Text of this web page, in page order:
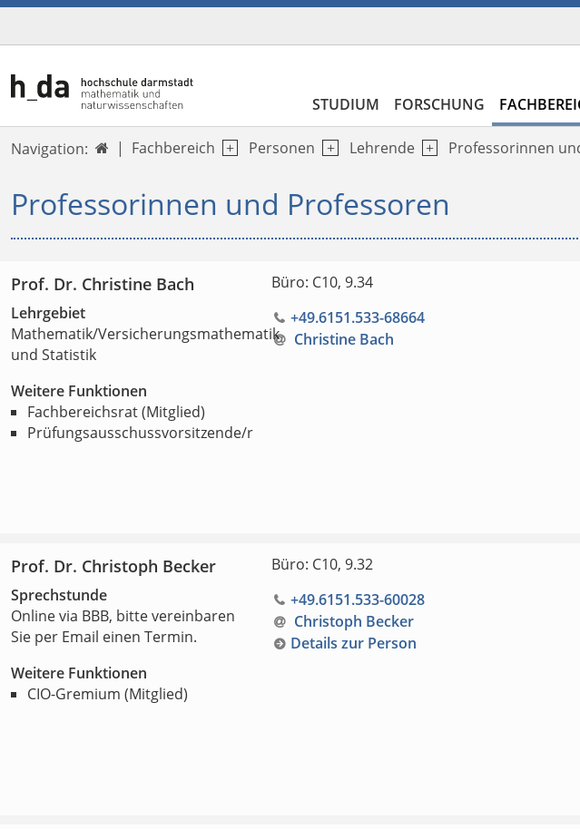
STUDIUM FORSCHUNG
Navigation:  Fachbereich Personen Lehrende Professorinnen
Professorinnen und Professoren
Prof. Dr. Christine Bach
Lehrgebiet
Mathematik/Versicherungsmathematik
und Statistik
Weitere Funktionen
Fachbereichsrat (Mitglied)
Prüfungsausschussvorsitzende/r
Büro: C10, 9.34
+49.6151.533-68664
Christine Bach
Prof. Dr. Christoph Becker
Sprechstunde
Online via BBB, bitte vereinbaren
Sie per Email einen Termin.
Weitere Funktionen
CIO-Gremium (Mitglied)
Büro: C10, 9.32
+49.6151.533-60028
Christoph Becker
Details zur Person